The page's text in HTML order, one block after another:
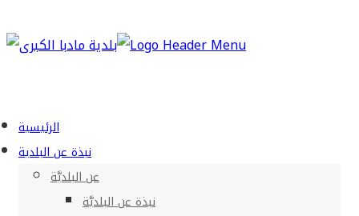
الرئيسية
نبذة عن البلدية
عن البلديَّة
نبذة عن البلديَّة